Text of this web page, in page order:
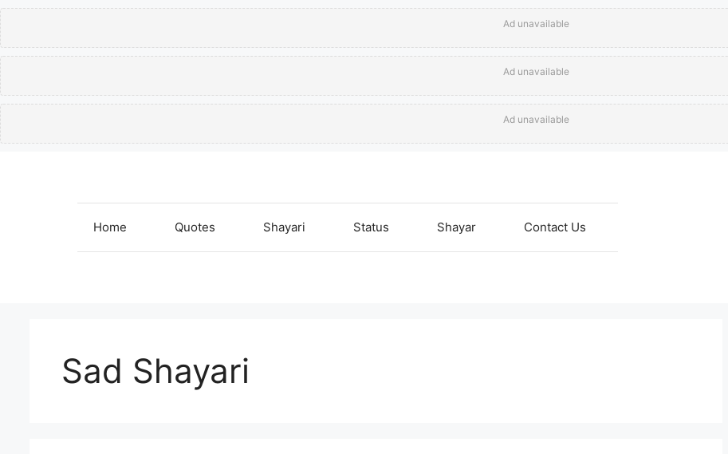
Ad unavailable
Ad unavailable
Ad unavailable
Home Quotes Shayari Status Shayar Contact Us
Sad Shayari